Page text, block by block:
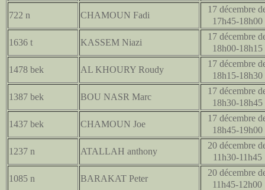
722 n CHAMOUN Fadi
17 décembre
17h45-18h00
1636 t KASSEM Niazi
17 décembre
18h00-18h15
1478 bek AL KHOURY Roudy
17 décembre
18h15-18h30
1387 bek BOU NASR Marc
17 décembre
18h30-18h45
1437 bek CHAMOUN Joe
17 décembre
18h45-19h00
1237 n ATALLAH anthony
20 décembre
11h30-11h45
1085 n BARAKAT Peter
20 décembre
11h45-12h00